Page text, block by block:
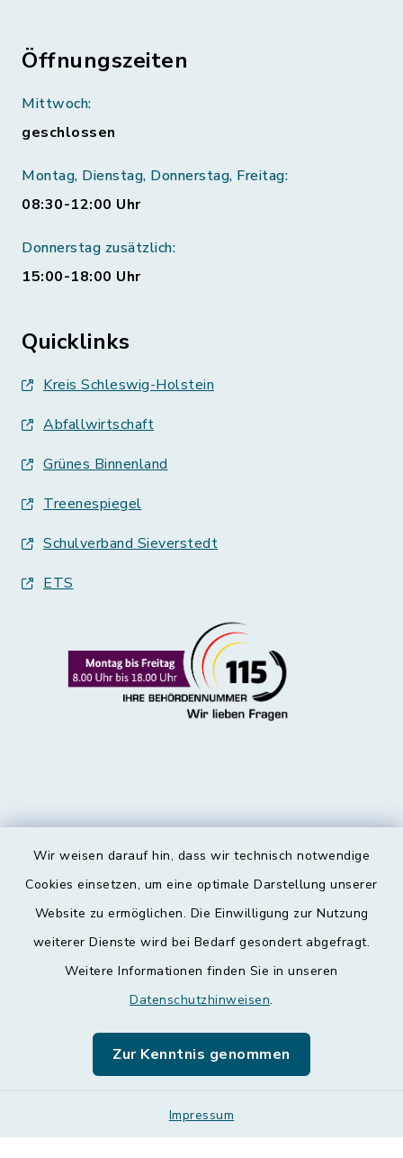
Wir weisen darauf hin, dass wir technisch notwendige
Cookies einsetzen, um eine optimale Darstellung unserer
Website zu ermöglichen. Die Einwilligung zur Nutzung
weiterer Dienste wird bei Bedarf gesondert abgefragt.
Weitere Informationen finden Sie in unseren
Datenschutzhinweisen.
Zur Kenntnis genommen
Impressum
Öffnungszeiten
Mittwoch:
geschlossen
Montag, Dienstag, Donnerstag, Freitag:
08:30-12:00 Uhr
Donnerstag zusätzlich:
15:00-18:00 Uhr
Quicklinks
Kreis Schleswig-Holstein
Abfallwirtschaft
Grünes Binnenland
Treenespiegel
Schulverband Sieverstedt
ETS
Kontakt
Datenschutz
Leichte Sprache
Sitemap